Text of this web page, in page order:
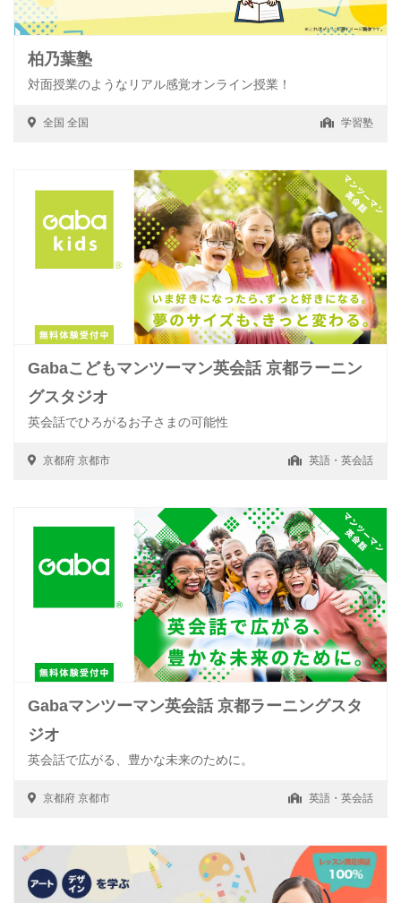
柏乃葉塾
対面授業のようなリアル感覚オンライン授業！
全国 全国 学習塾
Gabaこどもマンツーマン英会話 京都ラーニン
グスタジオ
英会話でひろがるお子さまの可能性
京都府 京都市 英語・英会話
Gabaマンツーマン英会話 京都ラーニングスタ
ジオ
英会話で広がる、豊かな未来のために。
京都府 京都市 英語・英会話